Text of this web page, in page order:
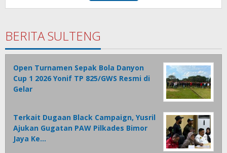
BERITA SULTENG
Open Turnamen Sepak Bola Danyon
Cup 1 2026 Yonif TP 825/GWS Resmi di
Gelar
Terkait Dugaan Black Campaign, Yusril
Ajukan Gugatan PAW Pilkades Bimor
Jaya Ke…